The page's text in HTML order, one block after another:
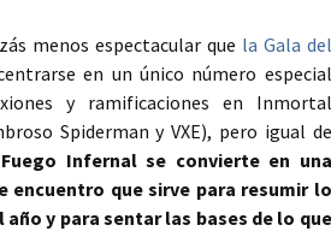
menos espectacular que la Gala del
en un único número especial
y ramificaciones en Inmortal
Spiderman y VXE), pero igual de
Infernal se convierte en una
encuentro que sirve para resumir lo
y para sentar las bases de lo que